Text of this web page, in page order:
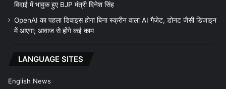
विदाई में भावुक हुए BJP मंत्री दिनेश सिंह
OpenAI का पहला डिवाइस होगा बिना स्क्रीन वाला AI गैजेट, डोनट जैसी डिजाइन
में आएगा; आवाज से होंगे कई काम
LANGUAGE SITES
English News